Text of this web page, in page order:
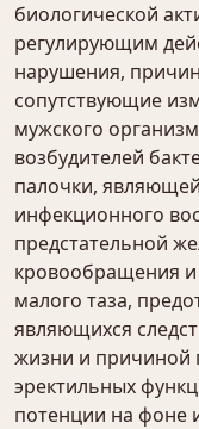
биологической
регулирующим
нарушения,
сопутствующие
мужского
возбудителей
палочки,
инфекционного
предстательной
кровообращения
малого таза,
являющихся
жизни и причиной
эректильных
потенции на фоне